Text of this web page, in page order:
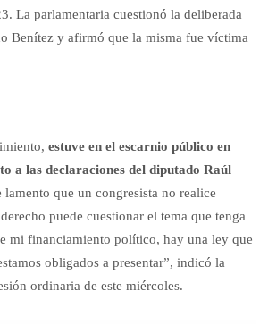
La parlamentaria cuestionó la deliberada
Benítez y afirmó que la misma fue víctima
estuve en el escarnio público en
a las declaraciones del diputado Raúl
lamento que un congresista no realice
puede cuestionar el tema que tenga
mi financiamiento político, hay una ley que
obligados a presentar”, indicó la
ordinaria de este miércoles.